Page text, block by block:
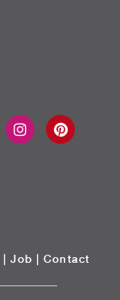
|Job | Contact